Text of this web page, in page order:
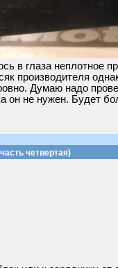
в глаза неплотное
производителя
Думаю надо
он не нужен. Будет
четвертая)